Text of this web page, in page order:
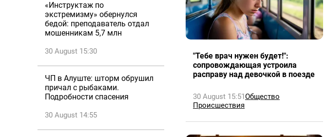
«Инструктаж по
экстремизму» обернулся
бедой: преподаватель отдал
мошенникам 5,7 млн
30 August 15:30
ЧП в Алуште: шторм обрушил
причал с рыбаками.
Подробности спасения
30 August 14:55
"Тебе врач нужен будет!":
сопровождающая устроила
расправу над девочкой в поезде
30 August 15:51Общество
Происшествия